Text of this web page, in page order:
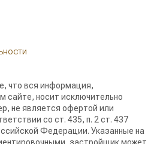
что вся информация,
сайте, носит исключительно
не является офертой или
со ст. 435, п. 2 ст. 437
Федерации. Указанные на
застройщик может